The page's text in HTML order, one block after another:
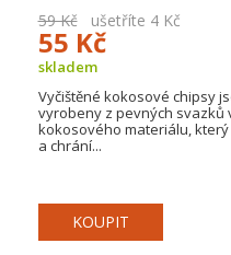
59 Kčušetříte 4 Kč
55 Kč
skladem
Vyčištěné kokosové chipsy
vyrobeny z pevných svazků
kokosového materiálu,
a chrání...
KOUPIT